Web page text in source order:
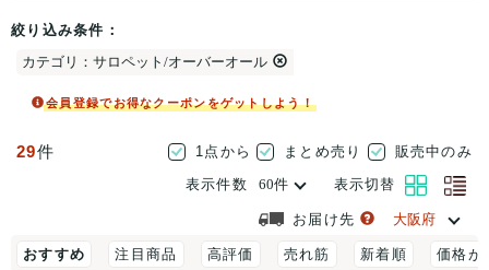
絞り込み条件：
カテゴリ：サロペット/オーバーオール
会員登録でお得なクーポンをゲットしよう！
29件 1点から まとめ売り
販売中のみ
表示件数
表示切替
お届け先
おすすめ 注目商品 高評価 売れ筋 新着順 価格が